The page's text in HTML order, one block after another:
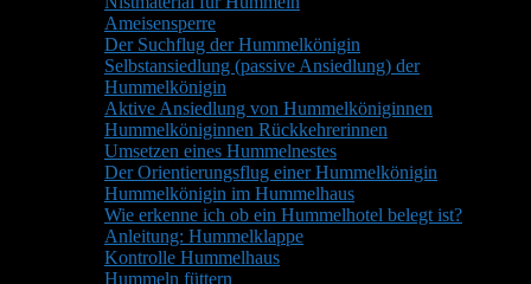
Ameisensperre
Der Suchflug der Hummelkönigin
Selbstansiedlung (passive Ansiedlung) der
Hummelkönigin
Aktive Ansiedlung von Hummelköniginnen
Hummelköniginnen Rückkehrerinnen
Umsetzen eines Hummelnestes
Der Orientierungsflug einer Hummelkönigin
Hummelkönigin im Hummelhaus
Wie erkenne ich ob ein Hummelhotel belegt ist?
Anleitung: Hummelklappe
Kontrolle Hummelhaus
Hummeln füttern